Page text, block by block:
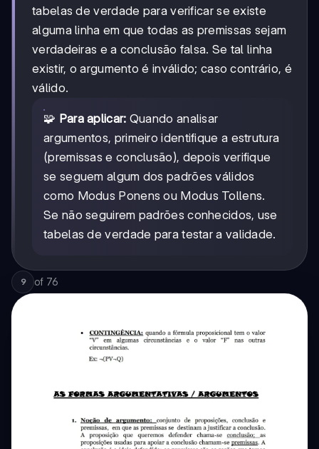
tabelas de verdade para verificar se existe
alguma linha em que todas as premissas sejam
verdadeiras e a conclusão falsa. Se tal linha
existir, o argumento é inválido; caso contrário, é
válido.
🧩 Para aplicar: Quando analisar
argumentos, primeiro identifique a estrutura
(premissas e conclusão), depois verifique
se seguem algum dos padrões válidos
como Modus Ponens ou Modus Tollens.
Se não seguirem padrões conhecidos, use
tabelas de verdade para testar a validade.
9 of 76